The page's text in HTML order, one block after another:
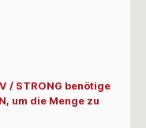
/ STRONG benötige
um die Menge zu